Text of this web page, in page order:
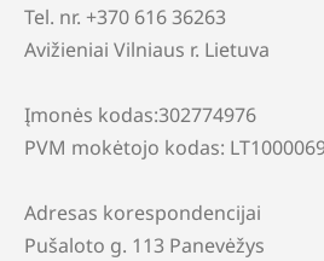
Tel. nr. +370 616 36263
Avižieniai Vilniaus r. Lietuva
Įmonės kodas:302774976
PVM mokėtojo kodas:
Adresas korespondencijai
Pušaloto g. 113 Panevėžys